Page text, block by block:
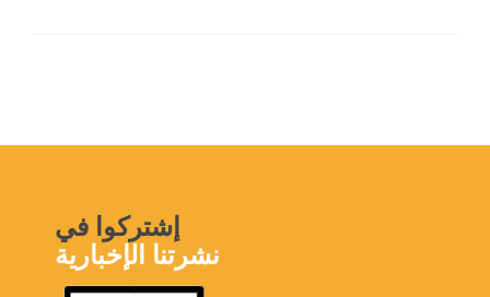
إشتركوا في
نشرتنا الإخبارية